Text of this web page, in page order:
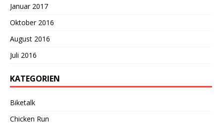
Januar 2017
Oktober 2016
August 2016
Juli 2016
KATEGORIEN
Biketalk
Chicken Run